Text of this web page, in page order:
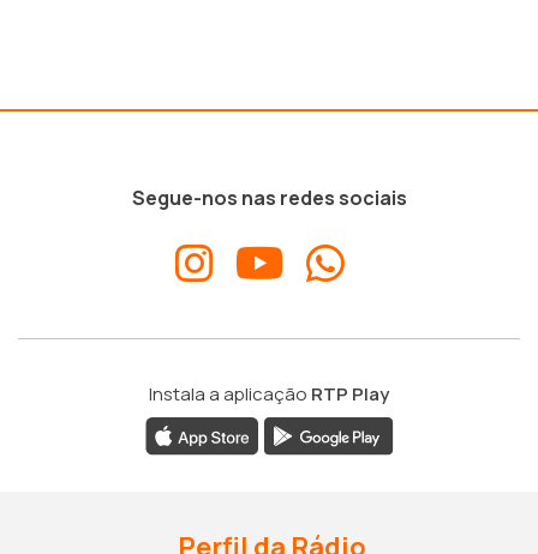
Segue-nos nas redes sociais
Instala a aplicação RTP Play
Perfil da Rádio